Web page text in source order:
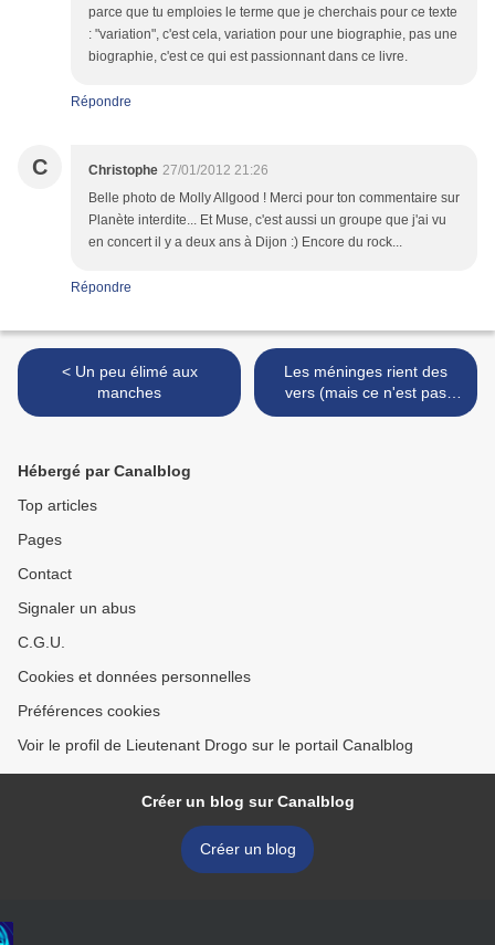
parce que tu emploies le terme que je cherchais pour ce texte
: "variation", c'est cela, variation pour une biographie, pas une
biographie, c'est ce qui est passionnant dans ce livre.
Répondre
C Christophe 27/01/2012 21:26
Belle photo de Molly Allgood ! Merci pour ton commentaire sur
Planète interdite... Et Muse, c'est aussi un groupe que j'ai vu
en concert il y a deux ans à Dijon :) Encore du rock...
Répondre
< Un peu élimé aux
manches
Les méninges rient des
vers (mais ce n'est pas
Tennessee Williams) >
Hébergé par Canalblog
Top articles
Pages
Contact
Signaler un abus
C.G.U.
Cookies et données personnelles
Préférences cookies
Voir le profil de Lieutenant Drogo sur le portail Canalblog
Créer un blog sur Canalblog
Créer un blog